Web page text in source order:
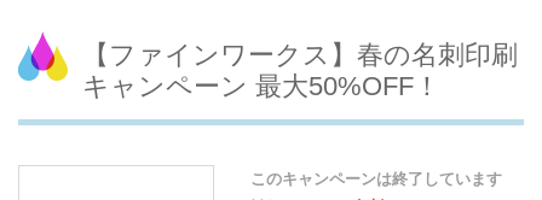
【ファインワークス】春の名刺印刷
キャンペーン 最大50%OFF！
このキャンペーンは終了しています